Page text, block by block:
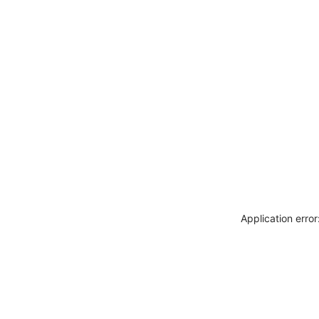
Application